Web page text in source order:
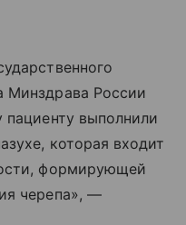
Минздрава России
выполнили
которая входит
формирующей
черепа», —